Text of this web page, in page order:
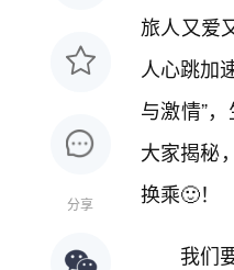
分享
旅人又爱
人心跳加
与激情”
大家揭秘
换乘🙂！
我们